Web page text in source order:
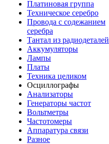
Платиновая группа
Техническое серебро
Провода с содежанием
серебра
Тантал из радиодеталей
Аккумуляторы
Лампы
Платы
Техника целиком
Осциллографы
Анализаторы
Генераторы частот
Вольтметры
Частотомеры
Аппаратура связи
Разное